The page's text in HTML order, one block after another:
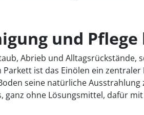
und
Abrieb und Alltagsrückstände,
ist das Einölen ein
seine natürliche
ohne Lösungsmittel, dafür